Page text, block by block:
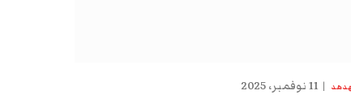
11 نوفمبر، 2025